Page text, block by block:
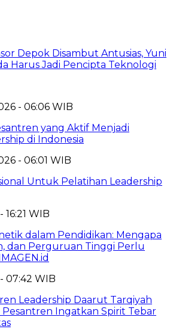
Depok Disambut Antusias, Yuni
Harus Jadi Pencipta Teknologi
- 06:06 WIB
yang Aktif Menjadi
di Indonesia
- 06:01 WIB
Untuk Pelatihan Leadership
WIB
dalam Pendidikan: Mengapa
dan Perguruan Tinggi Perlu
07:42 WIB
Leadership Daarut Tarqiyah
Pesantren Ingatkan Spirit Tebar